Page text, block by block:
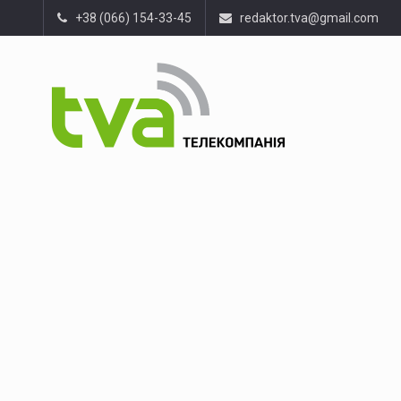
+38 (066) 154-33-45 redaktor.tva@gmail.com